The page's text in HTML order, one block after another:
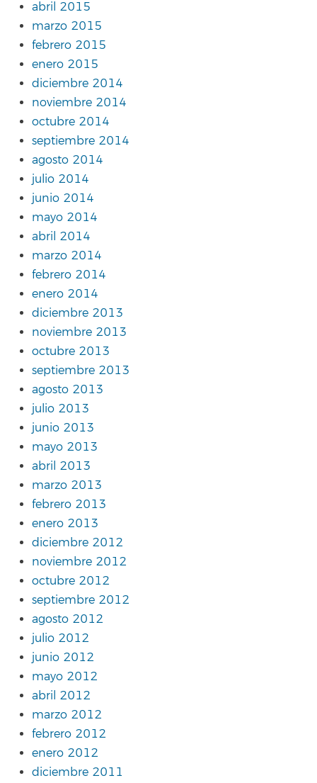
abril 2015
marzo 2015
febrero 2015
enero 2015
diciembre 2014
noviembre 2014
octubre 2014
septiembre 2014
agosto 2014
julio 2014
junio 2014
mayo 2014
abril 2014
marzo 2014
febrero 2014
enero 2014
diciembre 2013
noviembre 2013
octubre 2013
septiembre 2013
agosto 2013
julio 2013
junio 2013
mayo 2013
abril 2013
marzo 2013
febrero 2013
enero 2013
diciembre 2012
noviembre 2012
octubre 2012
septiembre 2012
agosto 2012
julio 2012
junio 2012
mayo 2012
abril 2012
marzo 2012
febrero 2012
enero 2012
diciembre 2011